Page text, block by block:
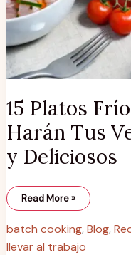
15 Platos
Harán Tus
y Deliciosos
Read More »
batch cooking, Blog,
llevar al trabajo